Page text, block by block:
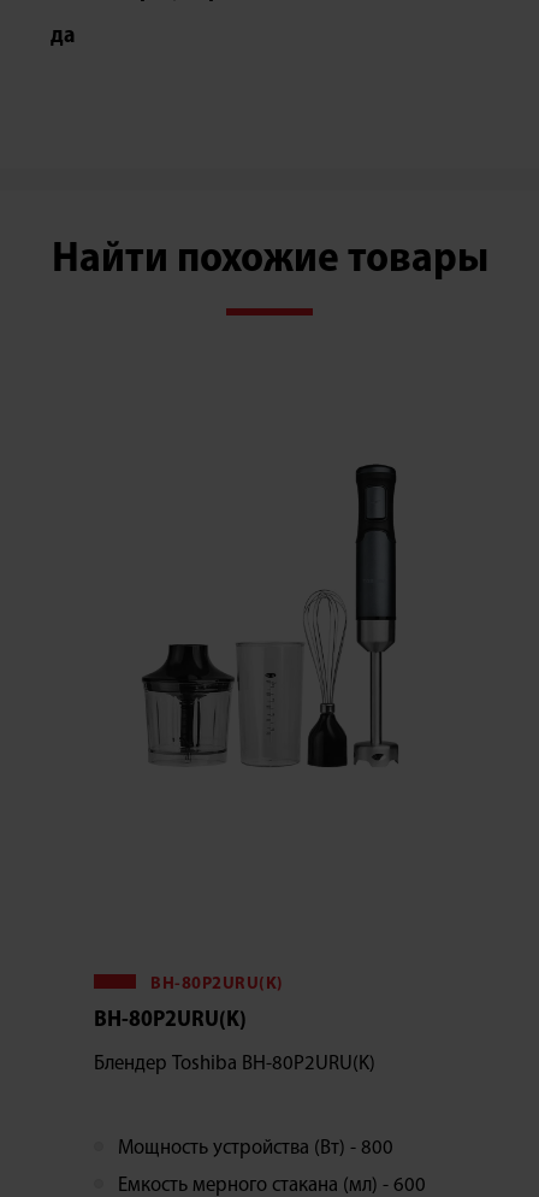
да
Найти похожие товары
BH-80P2URU(K)
BH-80P2URU(K)
Блендер Toshiba BH-80P2URU(K)
Мощность устройства (Вт) - 800
Емкость мерного стакана (мл) - 600